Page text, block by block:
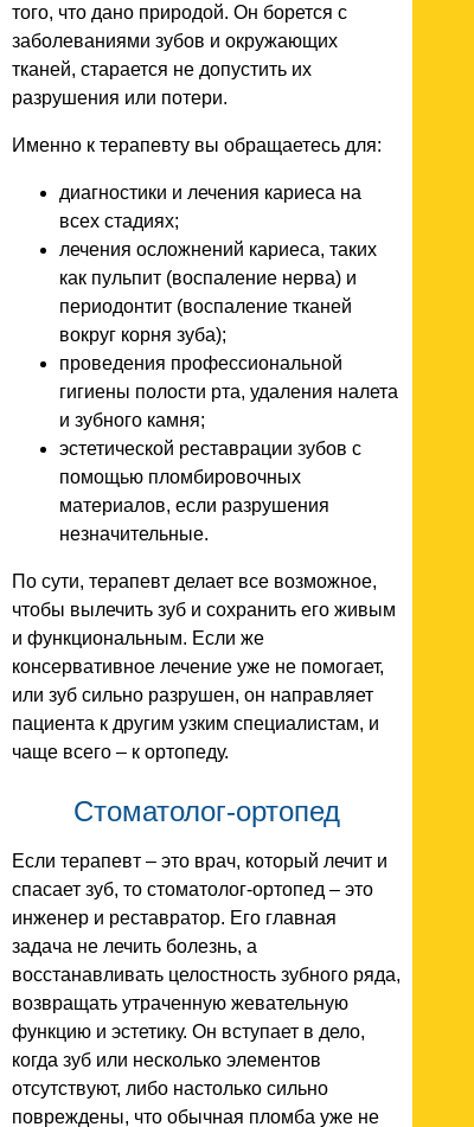
того, что дано природой. Он борется с
заболеваниями зубов и окружающих
тканей, старается не допустить их
разрушения или потери.
Именно к терапевту вы обращаетесь для:
диагностики и лечения кариеса на
всех стадиях;
лечения осложнений кариеса, таких
как пульпит (воспаление нерва) и
периодонтит (воспаление тканей
вокруг корня зуба);
проведения профессиональной
гигиены полости рта, удаления налета
и зубного камня;
эстетической реставрации зубов с
помощью пломбировочных
материалов, если разрушения
незначительные.
По сути, терапевт делает все возможное,
чтобы вылечить зуб и сохранить его живым
и функциональным. Если же
консервативное лечение уже не помогает,
или зуб сильно разрушен, он направляет
пациента к другим узким специалистам, и
чаще всего – к ортопеду.
Стоматолог-ортопед
Если терапевт – это врач, который лечит и
спасает зуб, то стоматолог-ортопед – это
инженер и реставратор. Его главная
задача не лечить болезнь, а
восстанавливать целостность зубного ряда,
возвращать утраченную жевательную
функцию и эстетику. Он вступает в дело,
когда зуб или несколько элементов
отсутствуют, либо настолько сильно
повреждены, что обычная пломба уже не